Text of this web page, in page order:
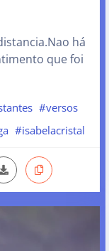
há
que foi
#versos
#isabelacristal